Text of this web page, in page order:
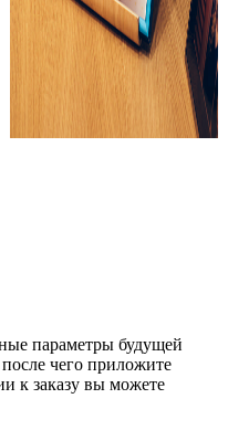
параметры будущей
чего приложите
к заказу вы можете